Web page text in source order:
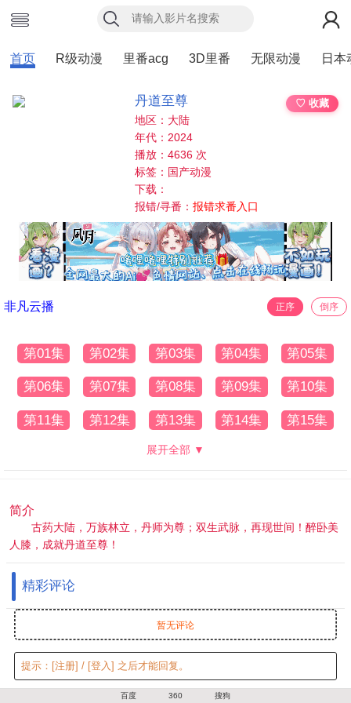
首页 R级动漫 里番acg 3D里番 无限动漫 日本
丹道至尊
♡ 收藏
地区：大陆
年代：2024
播放：4636 次
标签：国产动漫
下载：
报错/寻番：报错求番入口
非凡云播 正序 倒序
第01集 第02集 第03集 第04集 第05集
第06集 第07集 第08集 第09集 第10集
第11集 第12集 第13集 第14集 第15集
展开全部 ▼
简介
古药大陆，万族林立，丹师为尊；双生武脉，再现世间！醉卧美
人膝，成就丹道至尊！
精彩评论
暂无评论
提示： [注册] / [登入] 之后才能回复。
百度 360 搜狗